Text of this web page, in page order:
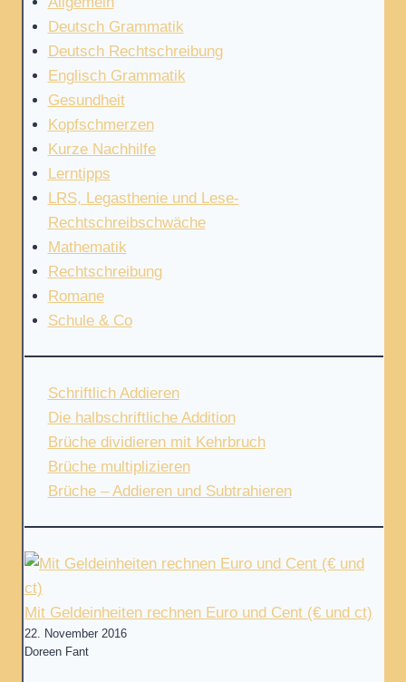
Deutsch Grammatik
Deutsch Rechtschreibung
Englisch Grammatik
Gesundheit
Kopfschmerzen
Kurze Nachhilfe
Lerntipps
LRS, Legasthenie und Lese-
Rechtschreibschwäche
Mathematik
Rechtschreibung
Romane
Schule & Co
Schriftlich Addieren
Die halbschriftliche Addition
Brüche dividieren mit Kehrbruch
Brüche multiplizieren
Brüche – Addieren und Subtrahieren
Mit Geldeinheiten rechnen Euro und Cent (€ und ct)
22. November 2016
Doreen Fant